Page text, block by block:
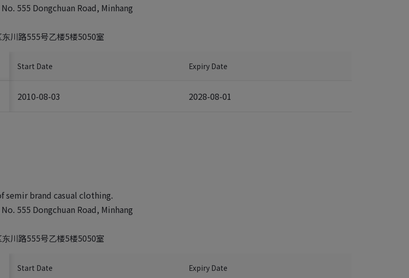
555 Dongchuan Road, Minhang
川路555号乙楼5楼5050室
Start Date Expiry Date
2010-08-03 2028-08-01
semir brand casual clothing.
555 Dongchuan Road, Minhang
川路555号乙楼5楼5050室
Start Date Expiry Date